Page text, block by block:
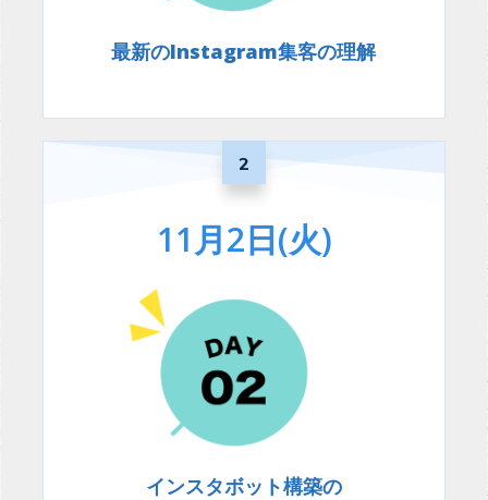
最新のInstagram集客の理解
2
11月2日(火)
インスタボット構築の